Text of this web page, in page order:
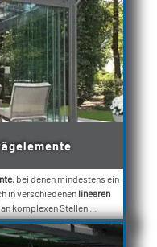
, bei denen mindestens ein
in verschiedenen linearen
komplexen Stellen ...